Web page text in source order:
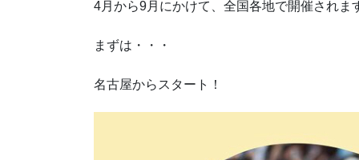
4月から9月にかけて、全国各地で開催されま
まずは・・・
名古屋からスタート！